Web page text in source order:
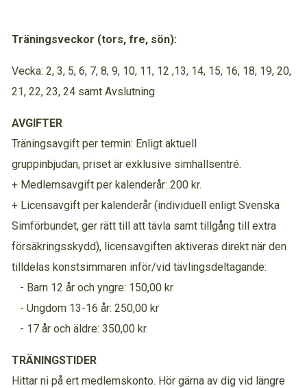
Träningsveckor (tors, fre, sön):
Vecka: 2, 3, 5, 6, 7, 8, 9, 10, 11, 12 ,13, 14, 15, 16, 18, 19, 20,
21, 22, 23, 24 samt Avslutning
AVGIFTER
Träningsavgift per termin: Enligt aktuell
gruppinbjudan, priset är exklusive simhallsentré.
+ Medlemsavgift per kalenderår: 200 kr.
+ Licensavgift per kalenderår (individuell enligt Svenska
Simförbundet, ger rätt till att tävla samt tillgång till extra
försäkringsskydd), licensavgiften aktiveras direkt när den
tilldelas konstsimmaren inför/vid tävlingsdeltagande:
- Barn 12 år och yngre: 150,00 kr
- Ungdom 13-16 år: 250,00 kr
- 17 år och äldre: 350,00 kr.
TRÄNINGSTIDER
Hittar ni på ert medlemskonto. Hör gärna av dig vid längre